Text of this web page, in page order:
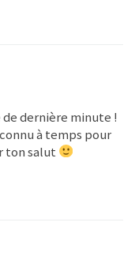
dernière minute !
à temps pour
ton salut